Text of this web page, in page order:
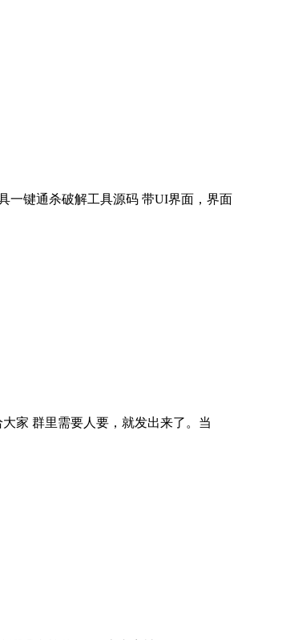
一键通杀破解工具源码 带UI界面，界面
家 群里需要人要，就发出来了。当